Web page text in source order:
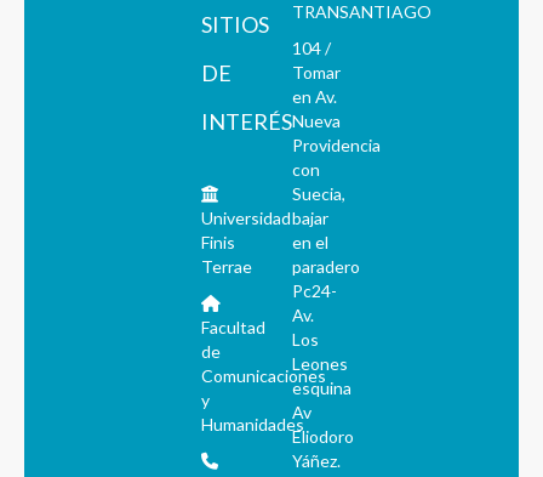
SITIOS
DE
INTERÉS
Universidad
Finis
Terrae
Facultad
de
Comunicaciones
y
Humanidades
TRANSANTIAGO
104 /
Tomar
en Av.
Nueva
Providencia
con
Suecia,
bajar
en el
paradero
Pc24-
Av.
Los
Leones
esquina
Av
Eliodoro
Yáñez.